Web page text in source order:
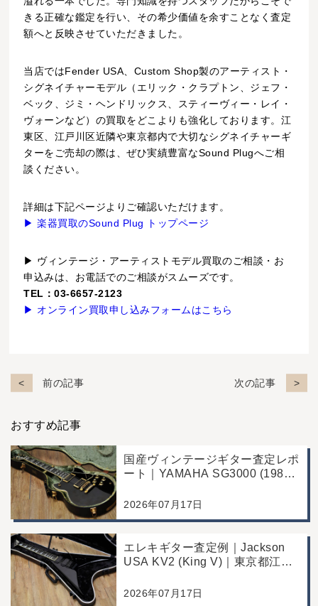
きる正確な鑑定を行い、その希少価値を余すことなく査定
額へと反映させていただきました。
当店ではFender USA、Custom Shop製のアーティスト・
シグネイチャーモデル（エリック・クラプトン、ジェフ・
ベック、ジミ・ヘンドリックス、スティーヴィー・レイ・
ヴォーンなど）の買取をどこよりも強化しております。江
東区、江戸川区近隣や東京都内で大切なシグネイチャーギ
ターをご売却の際は、ぜひ実績豊富なSound Plugへご相
談ください。
詳細は下記ページよりご確認いただけます。
▶ 楽器買取のSound Plug トップページ
▶ ヴィンテージ・アーティストモデル買取のご相談・お
申込みは、お電話でのご相談がスムーズです。
TEL：03-6657-2123
▶ オンライン買取申し込みフォームはこちら
前の記事 次の記事
おすすめ記事
国産ヴィンテージギター査定レポ
ート｜YAMAHA SG3000 (1988
り店舗にて買取
2026年07月17日
エレキギター査定例｜Jackson
USA KV2 (King V)｜東京都江戸
2026年07月17日